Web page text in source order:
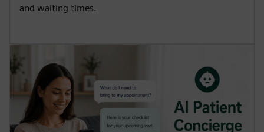
and waiting times.